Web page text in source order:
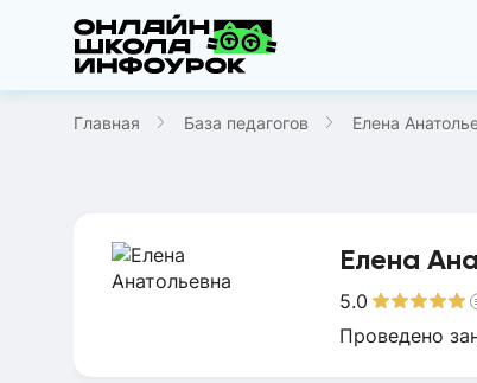
Главная База педагогов Елена
Елена
5.0
Проведено